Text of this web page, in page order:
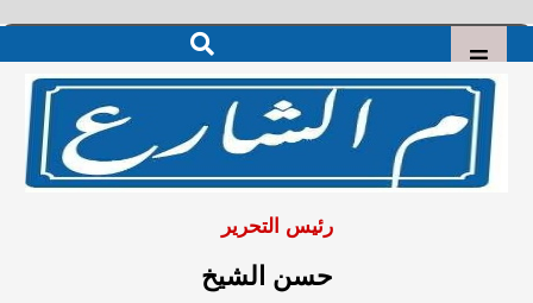
رئيس التحرير
حسن الشيخ